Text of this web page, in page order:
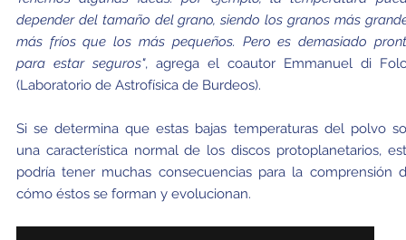
depender del tamaño del grano, siendo los granos más
más fríos que los más pequeños. Pero es demasiado
para estar seguros", agrega el coautor Emmanuel di
(Laboratorio de Astrofísica de Burdeos).
Si se determina que estas bajas temperaturas del polvo
una característica normal de los discos protoplanetarios,
podría tener muchas consecuencias para la comprensión
cómo éstos se forman y evolucionan.